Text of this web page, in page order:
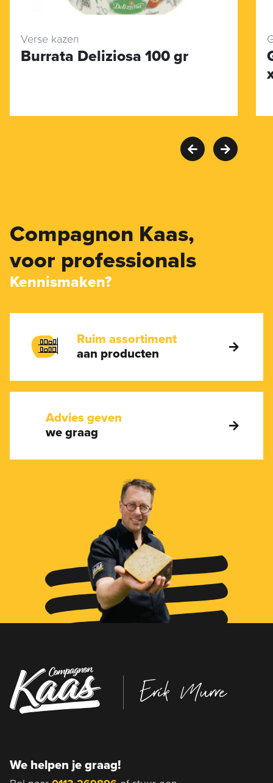
Verse kazen
Burrata Deliziosa 100 gr
Compagnon Kaas,
voor professionals
Kennismaken?
Ruim assortiment
aan producten
Advies geven
we graag
Erik Murre
We helpen je graag!